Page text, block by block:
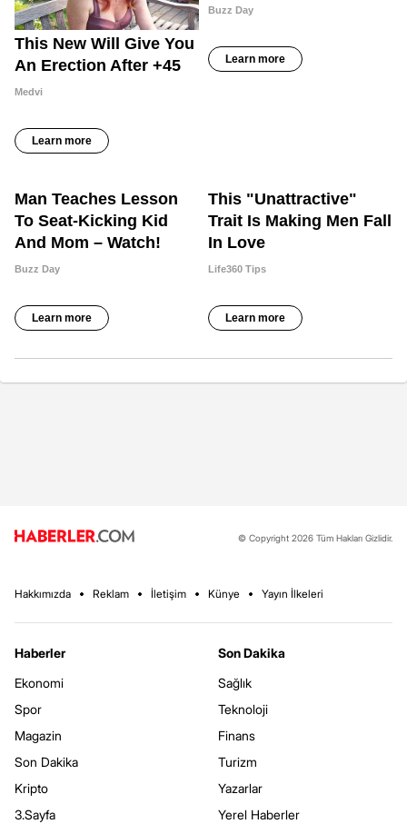
© Copyright 2026 Tüm Hakları Gizlidir.
Hakkımızda Reklam İletişim Künye Yayın İlkeleri
Haberler
Ekonomi
Spor
Magazin
Son Dakika
Kripto
3.Sayfa
Son Dakika
Sağlık
Teknoloji
Finans
Turizm
Yazarlar
Yerel Haberler